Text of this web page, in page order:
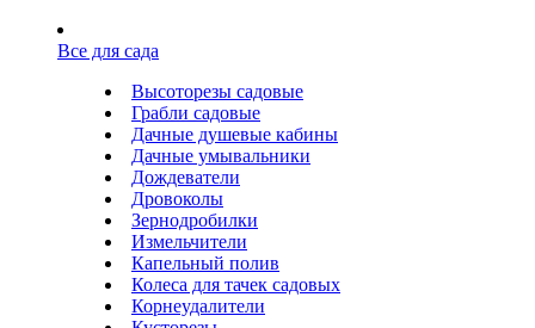
Все для сада
Высоторезы садовые
Грабли садовые
Дачные душевые кабины
Дачные умывальники
Дождеватели
Дровоколы
Зернодробилки
Измельчители
Капельный полив
Колеса для тачек садовых
Корнеудалители